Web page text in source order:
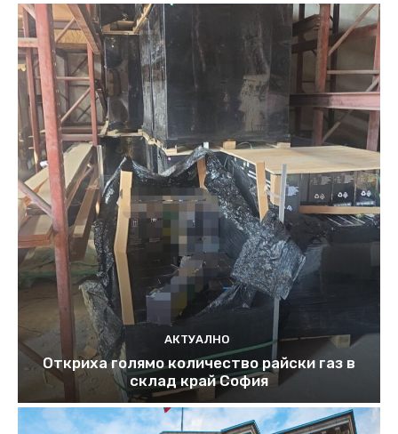
АКТУАЛНО
Откриха голямо количество райски газ в
склад край София